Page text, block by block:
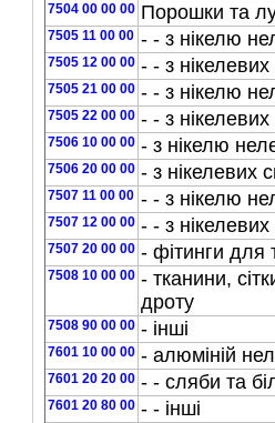
7504 00 00 00 Порошки та
7505 11 00 00 - - з нiкелю
7505 12 00 00 - - з
7505 21 00 00 - - з нiкелю
7505 22 00 00 - - з
7506 10 00 00 - з нiкелю
7506 20 00 00 - з нiкелевих
7507 11 00 00 - - з нiкелю
7507 12 00 00 - - з
7507 20 00 00 - фiтинги для
7508 10 00 00 - тканини,
дроту
7508 90 00 00 - iншi
7601 10 00 00 - алюмiнiй
7601 20 20 00 - - сляби та
7601 20 80 00 - - iншi